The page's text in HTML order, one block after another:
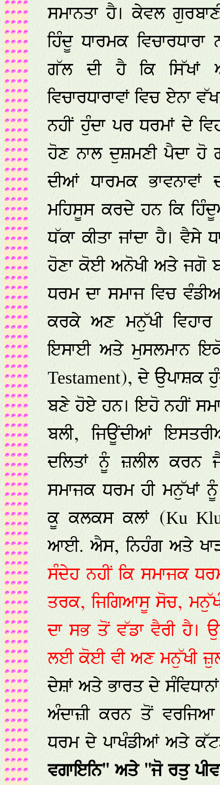
ਸਮਾਨਤਾ ਹੈ। ਕੇਵਲ
ਹਿੰਦੂ ਧਾਰਮਕ
ਗੱਲ ਦੀ ਹੈ ਕਿ ਸਿੱਖਾਂ
ਵਿਚਾਰਧਾਰਾਵਾਂ ਵਿਚ
ਨਹੀਂ ਹੁੰਦਾ ਪਰ ਧਰਮਾਂ ਦੇ
ਹੋਣ ਨਾਲ ਦੁਸ਼ਮਣੀ ਪੈਦਾ ਹੋ
ਦੀਆਂ ਧਾਰਮਕ ਭਾਵਨਾਵਾਂ
ਮਹਿਸੂਸ ਕਰਦੇ ਹਨ ਕਿ
ਧੱਕਾ ਕੀਤਾ ਜਾਂਦਾ ਹੈ। ਵੈਸੇ
ਹੋਣਾ ਕੋਈ ਅਨੋਖੀ ਅਤੇ ਜਗੋ
ਧਰਮ ਦਾ ਸਮਾਜ ਵਿਚ
ਕਰਕੇ ਅਣ ਮਨੁੱਖੀ
ਇਸਾਈ ਅਤੇ ਮੁਸਲਮਾਨ
Testament), ਦੇ ਉਪਾਸ਼ਕ
ਬਣੇ ਹੋਏ ਹਨ। ਇਹੋ ਨਹੀਂ
ਬਲੀ, ਜਿਊਂਦੀਆਂ
ਦਲਿਤਾਂ ਨੂੰ ਜ਼ਲੀਲ ਕਰਨ
ਸਮਾਜਕ ਧਰਮ ਹੀ ਮਨੁੱਖਾਂ
ਕੂ ਕਲਕਸ ਕਲਾਂ (Ku
ਆਈ. ਐਸ, ਨਿਹੰਗ ਅਤੇ
ਸੰਦੇਹ ਨਹੀਂ ਕਿ ਸਮਾਜਕ
ਤਰਕ, ਜਿਗਿਆਸੂ ਸੋਚ,
ਦਾ ਸਭ ਤੋਂ ਵੱਡਾ ਵੈਰੀ ਹੈ।
ਲਈ ਕੋਈ ਵੀ ਅਣ ਮਨੁੱਖੀ
ਦੇਸ਼ਾਂ ਅਤੇ ਭਾਰਤ ਦੇ
ਅੰਦਾਜ਼ੀ ਕਰਨ ਤੋਂ
ਧਰਮ ਦੇ ਪਾਖੰਡੀਆਂ ਅਤੇ
ਵਗਾਇਨਿ" ਅਤੇ "ਜੋ ਰਤੁ